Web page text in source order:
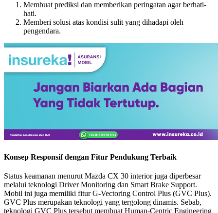
Membuat prediksi dan memberikan peringatan agar berhati-
hati.
Memberi solusi atas kondisi sulit yang dihadapi oleh
pengendara.
Konsep Responsif dengan Fitur Pendukung Terbaik
Status keamanan menurut Mazda CX 30 interior juga diperbesar
melalui teknologi Driver Monitoring dan Smart Brake Support.
Mobil ini juga memiliki fitur G-Vectoring Control Plus (GVC Plus).
GVC Plus merupakan teknologi yang tergolong dinamis. Sebab,
teknologi GVC Plus tersebut membuat Human-Centric Engineering